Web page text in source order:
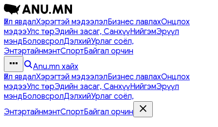
Үйл явдалХэрэгтэй мэдээлэлБизнес лавлахОнцлох
мэдээУлс төрЭдийн засаг, СанхүүНийгэмЭрүүл
мэндБоловсролДэлхийУрлаг соёл,
ЭнтэртайнмэнтСпортБайгал орчин
Anu.mn хайх
Үйл явдалХэрэгтэй мэдээлэлБизнес лавлахОнцлох
мэдээУлс төрЭдийн засаг, СанхүүНийгэмЭрүүл
мэндБоловсролДэлхийУрлаг соёл,
ЭнтэртайнмэнтСпортБайгал орчин